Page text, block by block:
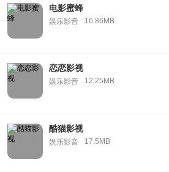
电影蜜蜂
娱乐影音 16.86MB
恋恋影视
娱乐影音 12.25MB
酷猫影视
娱乐影音 17.5MB